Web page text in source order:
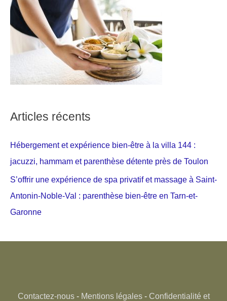
Articles récents
Hébergement et expérience bien-être à la villa 144 :
jacuzzi, hammam et parenthèse détente près de Toulon
S’offrir une expérience de spa privatif et massage à Saint-
Antonin-Noble-Val : parenthèse bien-être en Tarn-et-
Garonne
Contactez-nous- Mentions légales- Confidentialité et